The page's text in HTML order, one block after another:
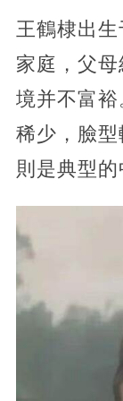
王鶴棣出
家庭，父
境并不富
稀少，臉
則是典型的